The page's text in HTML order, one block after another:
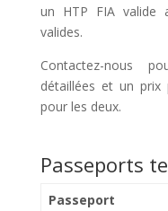
un HTP FIA valide
valides.
Contactez-nous
détaillées et un
pour les deux.
Passeports
Passeport